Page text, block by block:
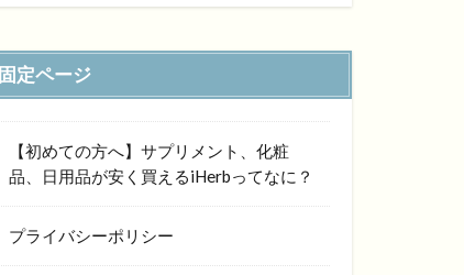
固定ページ
【初めての方へ】サプリメント、化粧
品、日用品が安く買えるiHerbってなに？
プライバシーポリシー